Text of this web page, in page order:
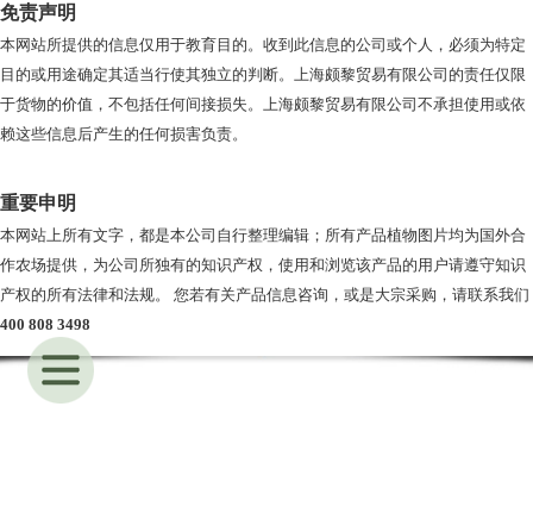
免责声明
本网站所提供的信息仅用于教育目的。收到此信息的公司或个人，必须为特定
目的或用途确定其适当行使其独立的判断。上海颇黎贸易有限公司的责任仅限
于货物的价值，不包括任何间接损失。上海颇黎贸易有限公司不承担使用或依
赖这些信息后产生的任何损害负责。
重要申明
本网站上所有文字，都是本公司自行整理编辑；所有产品植物图片均为国外合
作农场提供，为公司所独有的知识产权，使用和浏览该产品的用户请遵守知识
产权的所有法律和法规。 您若有关产品信息咨询，或是大宗采购，请联系我们
400 808 3498